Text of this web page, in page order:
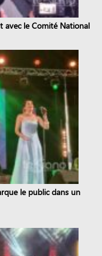
avec le Comité National
le public dans un